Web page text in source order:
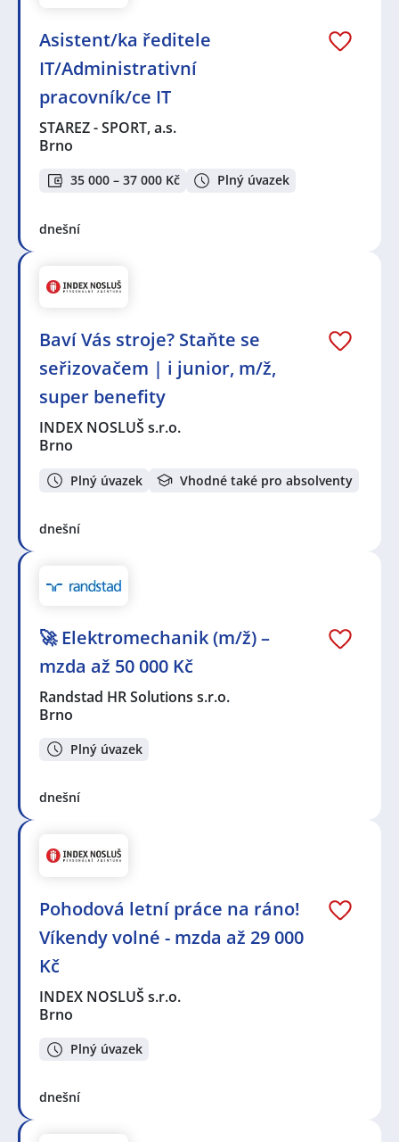
Asistent/ka ředitele
IT/Administrativní
pracovník/ce IT
STAREZ - SPORT, a.s.
Brno
35 000 – 37 000 Kč Plný úvazek
dnešní
Baví Vás stroje? Staňte se
seřizovačem | i junior, m/ž,
super benefity
INDEX NOSLUŠ s.r.o.
Brno
Plný úvazek Vhodné také pro absolventy
dnešní
🚀 Elektromechanik (m/ž) –
mzda až 50 000 Kč
Randstad HR Solutions s.r.o.
Brno
Plný úvazek
dnešní
Pohodová letní práce na ráno!
Víkendy volné - mzda až 29 000
Kč
INDEX NOSLUŠ s.r.o.
Brno
Plný úvazek
dnešní